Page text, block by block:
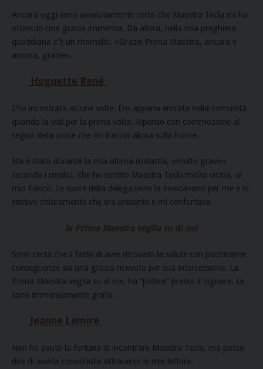
Ancora oggi sono assolutamente certa che Maestra Tecla mi ha
ottenuto una grazia immensa. Da allora, nella mia preghiera
quotidiana c’è un ritornello: «Grazie Prima Maestra, ancora e
ancora, grazie».
Huguette René
L’ho incontrata alcune volte. Ero appena entrata nella comunità
quando la vidi per la prima volta. Ripenso con commozione al
segno della croce che mi tracciò allora sulla fronte.
Ma è stato durante la mia ultima malattia, «molto grave»
secondo i medici, che ho sentito Maestra Tecla molto vicina, al
mio fianco. Le suore della delegazione la invocavano per me e io
sentivo chiaramente che era presente e mi confortava.
la Prima Maestra veglia su di noi
Sono certa che il fatto di aver ritrovato la salute con pochissime
conseguenze sia una grazia ricevuta per sua intercessione. La
Prima Maestra veglia su di noi, ha “potere” presso il Signore. Le
sono immensamente grata.
Jeanne Lemire
Non ho avuto la fortuna di incontrare Maestra Tecla, ma posso
dire di averla conosciuta attraverso le mie letture.